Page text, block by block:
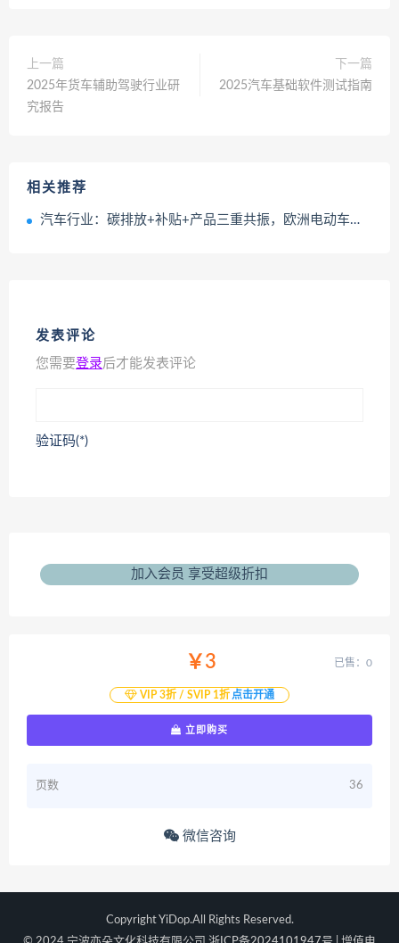
上一篇
2025年货车辅助驾驶行业研
究报告
下一篇
2025汽车基础软件测试指南
相关推荐
汽车行业：碳排放+补贴+产品三重共振，欧洲电动车开启短暂复兴还是长期繁荣？
发表评论
您需要登录后才能发表评论
验证码(*)
加入会员 享受超级折扣
￥3
VIP 3折 / SVIP 1折 点击开通
已售：0
立即购买
页数 36
微信咨询
Copyright YiDop.All Rights Reserved.